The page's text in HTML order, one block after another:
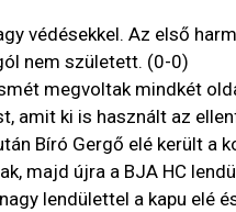
védésekkel. Az első
nem született. (0-0)
megvoltak mindkét
amit ki is használt az
Bíró Gergő elé került a
majd újra a BJA HC
lendülettel a kapu elé